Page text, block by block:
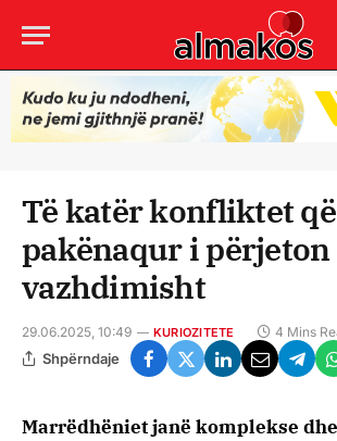
Të katër konfliktet
pakënaqur i përjeton
vazhdimisht
29.06.2025, 10:49 KURIOZITETE 4 Mins
Shpërndaje
Marrëdhëniet janë komplekse